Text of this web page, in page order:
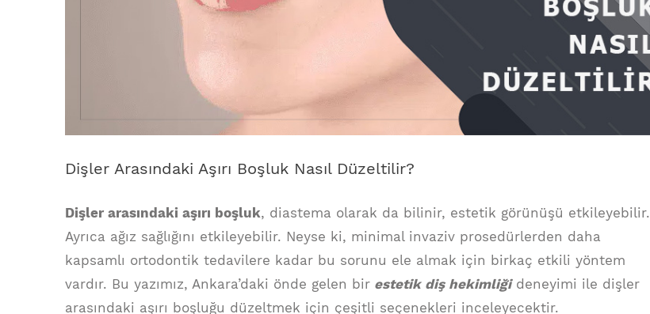
Dişler Arasındaki Aşırı Boşluk Nasıl Düzeltilir?
Dişler arasındaki aşırı boşluk, diastema olarak da bilinir, estetik görünüşü etkileyebilir.
Ayrıca ağız sağlığını etkileyebilir. Neyse ki, minimal invaziv prosedürlerden daha
kapsamlı ortodontik tedavilere kadar bu sorunu ele almak için birkaç etkili yöntem
vardır. Bu yazımız, Ankara’daki önde gelen bir estetik diş hekimliğideneyimi ile dişler
arasındaki aşırı boşluğu düzeltmek için çeşitli seçenekleri inceleyecektir.